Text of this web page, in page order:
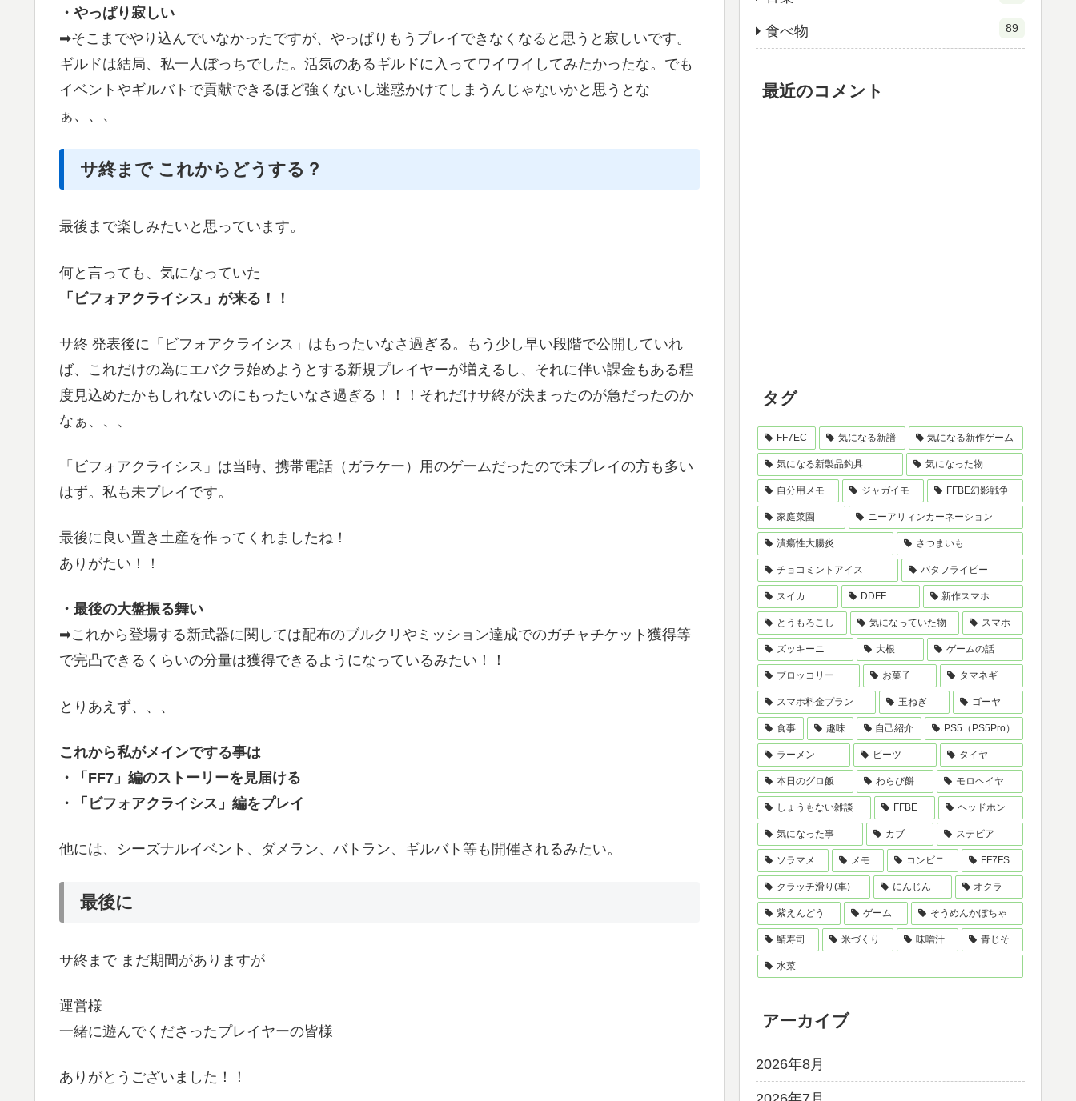
・やっぱり寂しい
➡そこまでやり込んでいなかったですが、やっぱりもうプレイできなくなると思うと寂しいです。
ギルドは結局、私一人ぼっちでした。活気のあるギルドに入ってワイワイしてみたかったな。でも
イベントやギルバトで貢献できるほど強くないし迷惑かけてしまうんじゃないかと思うとな
ぁ、、、
サ終まで これからどうする？
最後まで楽しみたいと思っています。
何と言っても、気になっていた
「ビフォアクライシス」が来る！！
サ終 発表後に「ビフォアクライシス」はもったいなさ過ぎる。もう少し早い段階で公開していれ
ば、これだけの為にエバクラ始めようとする新規プレイヤーが増えるし、それに伴い課金もある程
度見込めたかもしれないのにもったいなさ過ぎる！！！それだけサ終が決まったのが急だったのか
なぁ、、、
「ビフォアクライシス」は当時、携帯電話（ガラケー）用のゲームだったので未プレイの方も多い
はず。私も未プレイです。
最後に良い置き土産を作ってくれましたね！
ありがたい！！
・最後の大盤振る舞い
➡これから登場する新武器に関しては配布のブルクリやミッション達成でのガチャチケット獲得等
で完凸できるくらいの分量は獲得できるようになっているみたい！！
とりあえず、、、
これから私がメインでする事は
・「FF7」編のストーリーを見届ける
・「ビフォアクライシス」編をプレイ
他には、シーズナルイベント、ダメラン、バトラン、ギルバト等も開催されるみたい。
最後に
サ終まで まだ期間がありますが
運営様
一緒に遊んでくださったプレイヤーの皆様
ありがとうございました！！
食べ物 89
最近のコメント
タグ
FF7EC 気になる新譜 気になる新作ゲーム
気になる新製品釣具 気になった物
自分用メモ ジャガイモ FFBE幻影戦争
家庭菜園 ニーアリィンカーネーション
潰瘍性大腸炎 さつまいも
チョコミントアイス バタフライピー
スイカ DDFF 新作スマホ
とうもろこし 気になっていた物 スマホ
ズッキーニ 大根 ゲームの話
ブロッコリー お菓子 タマネギ
スマホ料金プラン 玉ねぎ ゴーヤ
食事 趣味 自己紹介 PS5（PS5Pro）
ラーメン ビーツ タイヤ
本日のグロ飯 わらび餅 モロヘイヤ
しょうもない雑談 FFBE ヘッドホン
気になった事 カブ ステビア
ソラマメ メモ コンビニ FF7FS
クラッチ滑り(車) にんじん オクラ
紫えんどう ゲーム そうめんかぼちゃ
鯖寿司 米づくり 味噌汁 青じそ
水菜
アーカイブ
2026年8月